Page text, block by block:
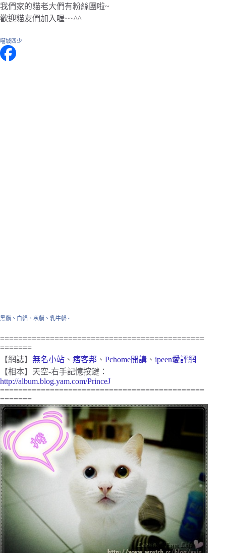
我們家的貓老大們有粉絲團啦~
歡迎貓友們加入喔~~^^
喵城四少
黑貓、白貓、灰貓、乳牛貓~
=============================================
=======
【網誌】 無名小站 、 痞客邦 、 Pchome開講 、 ipeen愛評網
【相本】天空-右手記憶按鍵：
http://album.blog.yam.com/PrinceJ
=============================================
=======